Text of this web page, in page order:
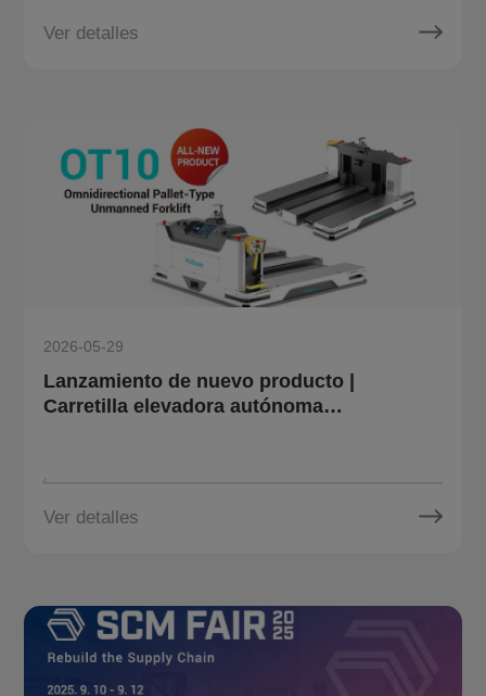
Ver detalles
2026-05-29
Lanzamiento de nuevo producto |
Carretilla elevadora autónoma
Ver detalles